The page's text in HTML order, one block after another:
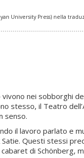
University Press) nella
nei sobborghi
il Teatro
senso.
il lavoro parlato e
Questi stessi
di Schönberg,